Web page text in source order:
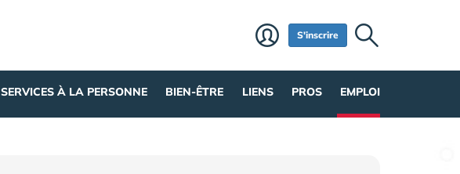
S'inscrire
SERVICES À LA PERSONNE BIEN-ÊTRE LIENS PROS EMPLOI